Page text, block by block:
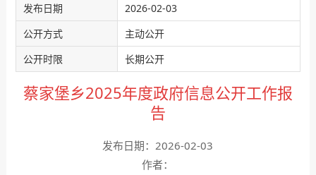
发布日期
2026-02-03
公开方式
主动公开
公开时限
长期公开
蔡家堡乡2025年度政府信息公开工作报
告
发布日期：2026-02-03
作者：